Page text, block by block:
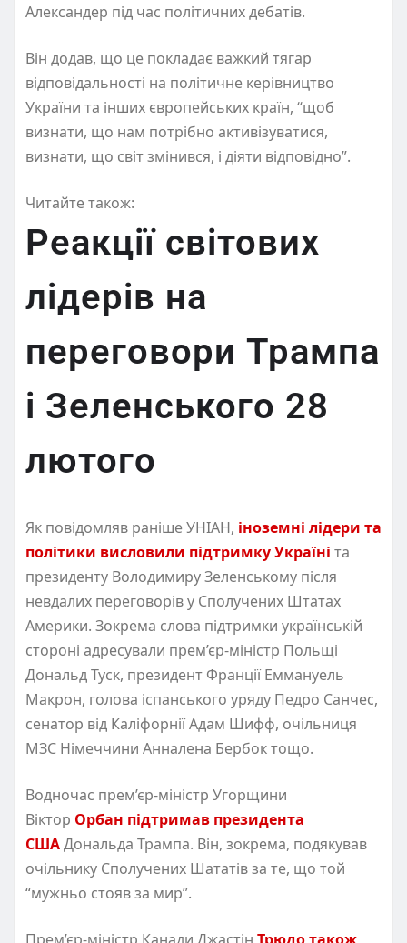
Александер під час політичних дебатів.
Він додав, що це покладає важкий тягар
відповідальності на політичне керівництво
України та інших європейських країн, “щоб
визнати, що нам потрібно активізуватися,
визнати, що світ змінився, і діяти відповідно”.
Читайте також:
Реакції світових
лідерів на
переговори Трампа
і Зеленського 28
лютого
Як повідомляв раніше УНІАН, іноземні лідери та
політики висловили підтримку Україні та
президенту Володимиру Зеленському після
невдалих переговорів у Сполучених Штатах
Америки. Зокрема слова підтримки українській
стороні адресували прем’єр-міністр Польщі
Дональд Туск, президент Франції Еммануель
Макрон, голова іспанського уряду Педро Санчес,
сенатор від Каліфорнії Адам Шифф, очільниця
МЗС Німеччини Анналена Бербок тощо.
Водночас прем’єр-міністр Угорщини
Віктор Орбан підтримав президента
СШАДональда Трампа. Він, зокрема, подякував
очільнику Сполучених Шататів за те, що той
“мужньо стояв за мир”.